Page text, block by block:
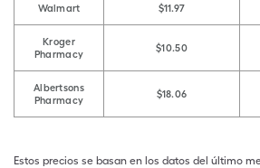
Walmart $11.97
Kroger
Pharmacy
$10.50
Albertsons
Pharmacy
$18.06
Estos precios se basan en los datos del último